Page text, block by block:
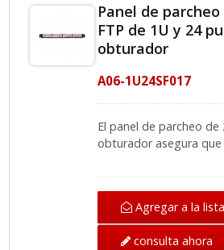
Panel de
FTP de 1U y 24
obturador
A06-1U24SF017
El panel de parcheo
obturador asegura que
y proporciona la
contra el polvo y los
o gabinete. Una
laminado en frío
instalación sea más
Agregar a la lista
consulta ahora